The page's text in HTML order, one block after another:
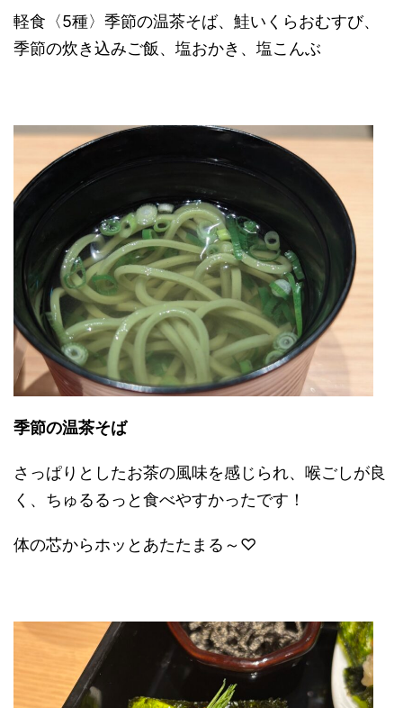
軽食〈5種〉 季節の温茶そば、 鮭いくらおむすび、
季節の炊き込みご飯、塩おかき、塩こんぶ
季節の温茶そば
さっぱりとしたお茶の風味を感じられ、喉ごしが良
く、ちゅるるっと食べやすかったです！
体の芯からホッとあたたまる～♡